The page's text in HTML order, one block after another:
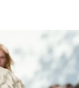
et les